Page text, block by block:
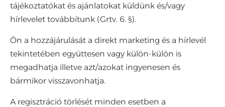
tájékoztatókat és ajánlatokat küldünk és/vagy
hírlevelet továbbítunk (Grtv. 6. §).
Ön a hozzájárulását a direkt marketing és a hírlevél
tekintetében együttesen vagy külön-külön is
megadhatja illetve azt/azokat ingyenesen és
bármikor visszavonhatja.
A regisztráció törlését minden esetben a